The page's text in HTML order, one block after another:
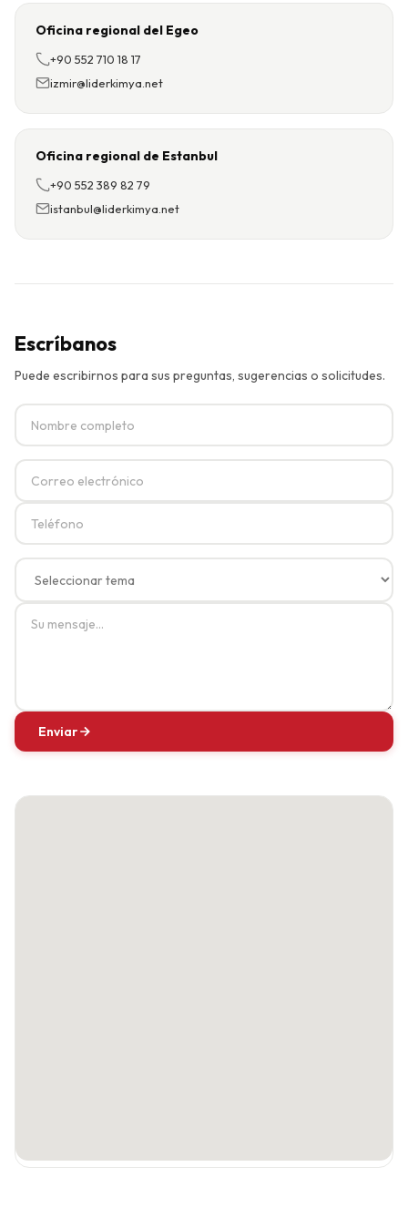
Oficina regional del Egeo
+90 552 710 18 17
izmir@liderkimya.net
Oficina regional de Estanbul
+90 552 389 82 79
istanbul@liderkimya.net
Escríbanos
Puede escribirnos para sus preguntas, sugerencias o solicitudes.
Website
Enviar